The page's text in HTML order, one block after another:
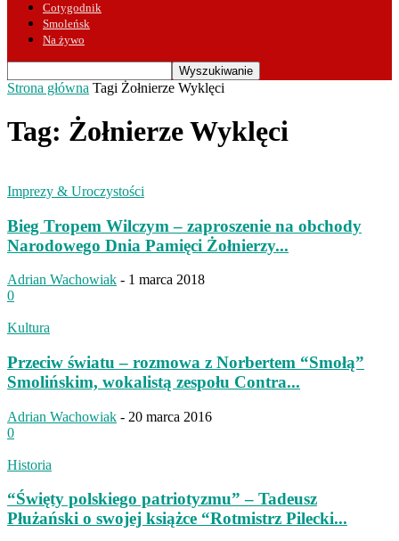
Cotygodnik
Smoleńsk
Na żywo
Strona główna Tagi Żołnierze Wyklęci
Tag: Żołnierze Wyklęci
Imprezy & Uroczystości
Bieg Tropem Wilczym – zaproszenie na obchody
Narodowego Dnia Pamięci Żołnierzy...
Adrian Wachowiak - 1 marca 2018
0
Kultura
Przeciw światu – rozmowa z Norbertem “Smołą”
Smolińskim, wokalistą zespołu Contra...
Adrian Wachowiak - 20 marca 2016
0
Historia
“Święty polskiego patriotyzmu” – Tadeusz
Płużański o swojej książce “Rotmistrz Pilecki...